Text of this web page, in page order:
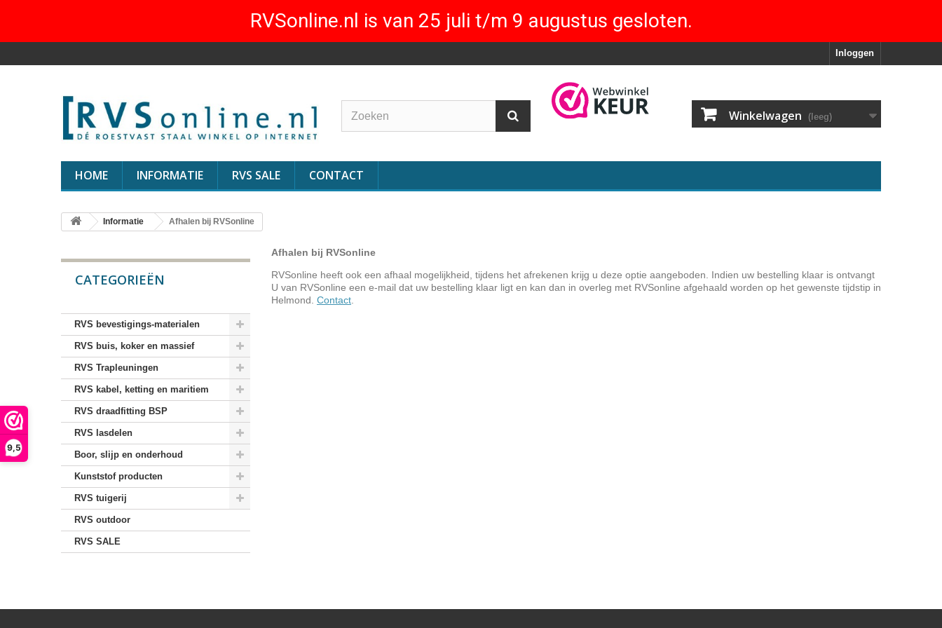
9,5
RVSonline.nl is van 25 juli t/m 9 augustus gesloten.
Inloggen
Winkelwagen (leeg)
HOME INFORMATIE RVS SALE CONTACT
Informatie Afhalen bij RVSonline
CATEGORIEËN
RVS bevestigings-materialen
RVS buis, koker en massief
RVS Trapleuningen
RVS kabel, ketting en maritiem
RVS draadfitting BSP
RVS lasdelen
Boor, slijp en onderhoud
Kunststof producten
RVS tuigerij
RVS outdoor
RVS SALE
Afhalen bij RVSonline
RVSonline heeft ook een afhaal mogelijkheid, tijdens het afrekenen krijg u deze optie aangeboden. Indien uw bestelling klaar is ontvangt
U van RVSonline een e-mail dat uw bestelling klaar ligt en kan dan in overleg met RVSonline afgehaald worden op het gewenste tijdstip in
Helmond. Contact